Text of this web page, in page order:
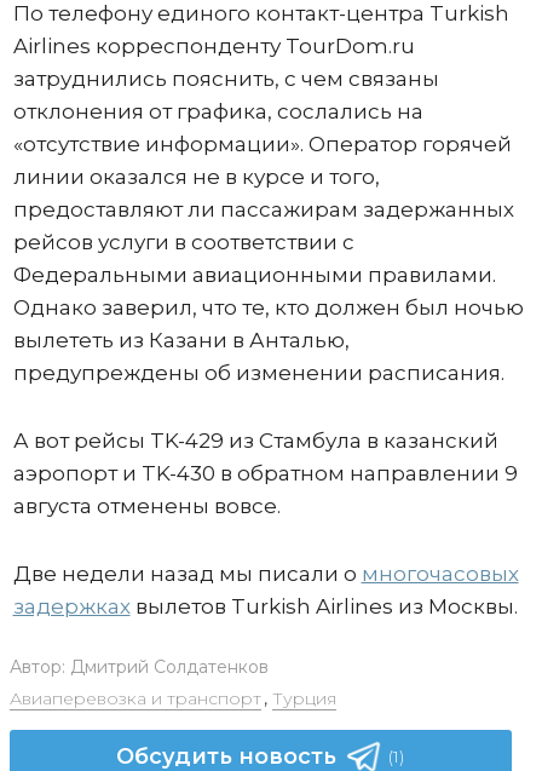
По телефону единого контакт-центра Turkish
Airlines корреспонденту TourDom.ru
затруднились пояснить, с чем связаны
отклонения от графика, сослались на
«отсутствие информации». Оператор горячей
линии оказался не в курсе и того,
предоставляют ли пассажирам задержанных
рейсов услуги в соответствии с
Федеральными авиационными правилами.
Однако заверил, что те, кто должен был ночью
вылететь из Казани в Анталью,
предупреждены об изменении расписания.
А вот рейсы TK-429 из Стамбула в казанский
аэропорт и TK-430 в обратном направлении 9
августа отменены вовсе.
Две недели назад мы писали о многочасовых
задержкахвылетов Turkish Airlines из Москвы.
Автор: Дмитрий Солдатенков
Авиаперевозка и транспорт, Турция
Обсудить новость (1)